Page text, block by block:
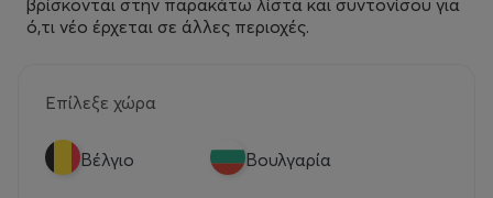
ό,τι νέο έρχεται σε άλλες περιοχές.
Επίλεξε χώρα
Βέλγιο Βουλγαρία